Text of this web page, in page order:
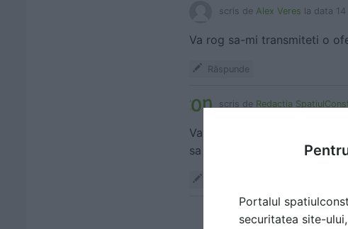
scris de Alex Veres la data
Va rog sa-mi transmiteti o
Răspunde
scris de Redactia
Va rugam sa folositi butonul
sa primiti oferta completa.
Portalul
securitatea site-